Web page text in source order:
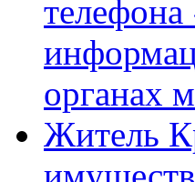
органах
Житель